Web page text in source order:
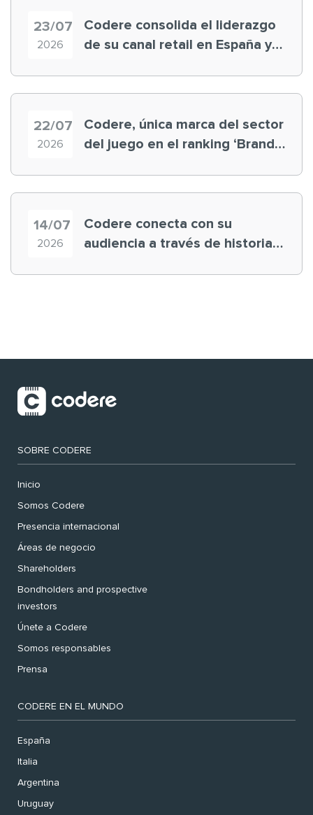
23/07
2026
Codere consolida el liderazgo
de su canal retail en España y
22/07
2026
Codere, única marca del sector
del juego en el ranking ‘Brand
14/07
2026
Codere conecta con su
audiencia a través de historias
SOBRE CODERE
Inicio
Somos Codere
Presencia internacional
Áreas de negocio
Shareholders
Bondholders and prospective
investors
Únete a Codere
Somos responsables
Prensa
CODERE EN EL MUNDO
España
Italia
Argentina
Uruguay